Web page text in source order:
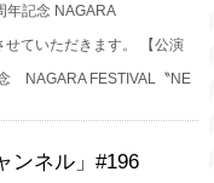
記念 NAGARA
せていただきます。 【公演
NAGARA FESTIVAL〝NE
ンネル」#196